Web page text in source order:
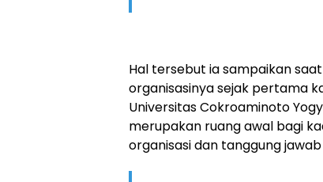
Hal tersebut ia sampaikan
organisasinya sejak pertama
Universitas Cokroaminoto
merupakan ruang awal bagi
organisasi dan tanggung